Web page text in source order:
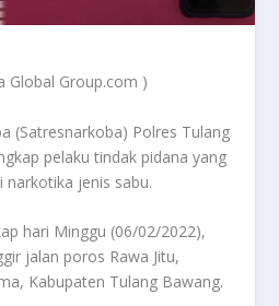
Global Group.com )
(Satresnarkoba) Polres Tulang
pelaku tindak pidana yang
jenis sabu.
hari Minggu (06/02/2022),
jalan poros Rawa Jitu,
Kabupaten Tulang Bawang.